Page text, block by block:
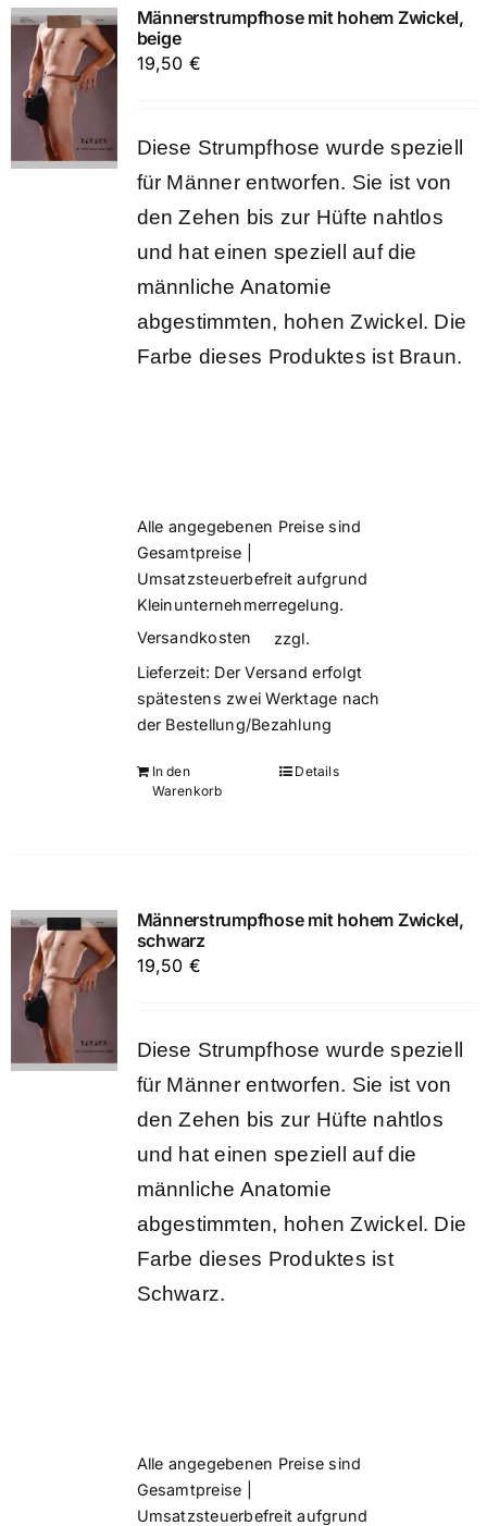
Männerstrumpfhose mit hohem Zwickel,
beige
19,50 €
Diese Strumpfhose wurde speziell
für Männer entworfen. Sie ist von
den Zehen bis zur Hüfte nahtlos
und hat einen speziell auf die
männliche Anatomie
abgestimmten, hohen Zwickel. Die
Farbe dieses Produktes ist Braun.
Alle angegebenen Preise sind
Gesamtpreise |
Umsatzsteuerbefreit aufgrund
Kleinunternehmerregelung.
zzgl.
Versandkosten
Lieferzeit: Der Versand erfolgt
spätestens zwei Werktage nach
der Bestellung/Bezahlung
In den
Warenkorb
Details
Männerstrumpfhose mit hohem Zwickel,
schwarz
19,50 €
Diese Strumpfhose wurde speziell
für Männer entworfen. Sie ist von
den Zehen bis zur Hüfte nahtlos
und hat einen speziell auf die
männliche Anatomie
abgestimmten, hohen Zwickel. Die
Farbe dieses Produktes ist
Schwarz.
Alle angegebenen Preise sind
Gesamtpreise |
Umsatzsteuerbefreit aufgrund